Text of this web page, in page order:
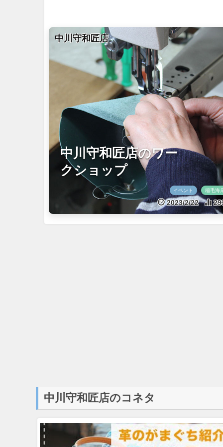
中川守和匠店
中川守和匠店のワー
クショップ
イベント 稲毛海
2023/2/22
中川守和匠店のコネタ